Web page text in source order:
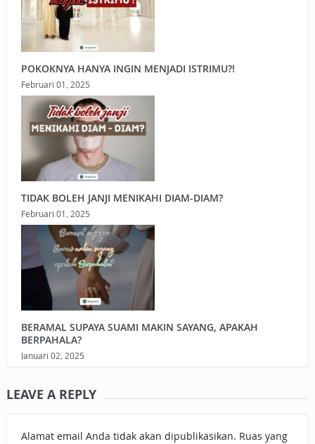
POKOKNYA HANYA INGIN MENJADI ISTRIMU?!
Februari 01, 2025
TIDAK BOLEH JANJI MENIKAHI DIAM-DIAM?
Februari 01, 2025
BERAMAL SUPAYA SUAMI MAKIN SAYANG, APAKAH
BERPAHALA?
Januari 02, 2025
LEAVE A REPLY
Alamat email Anda tidak akan dipublikasikan. Ruas yang